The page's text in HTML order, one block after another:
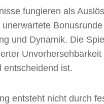
fungieren als
unerwartete
und Dynamik. Die
entscheidend ist.
entsteht nicht durch